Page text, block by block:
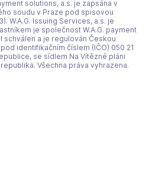
solutions, a.s. je zapsána v
soudu v Praze pod spisovou
W.A.G. Issuing Services, a.s. je
je společnost W.A.G. payment
schválen a je regulován Českou
identifikačním číslem (IČO) 050 21
se sídlem Na Vítězné pláni
Všechna práva vyhrazena.